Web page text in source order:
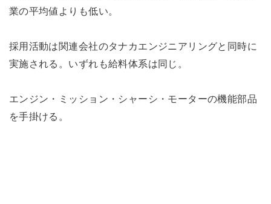
業の平均値よりも低い。
採用活動は関連会社のタナカエンジニアリングと同時に
実施される。いずれも給料体系は同じ。
エンジン・ミッション・シャーシ・モーターの機能部品
を手掛ける。